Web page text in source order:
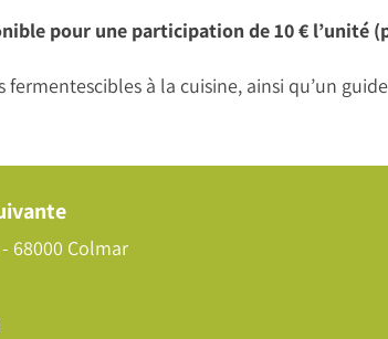
pour une participation de 10 € l’unité
à la cuisine, ainsi qu’un
68000 Colmar